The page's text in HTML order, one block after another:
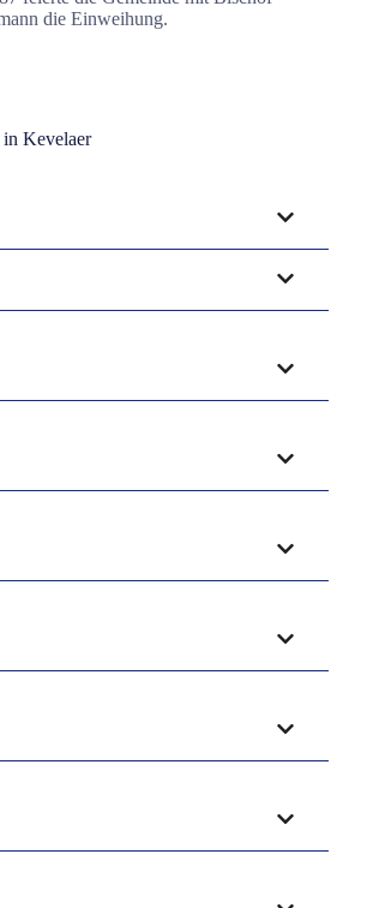
die Einweihung.
Kevelaer